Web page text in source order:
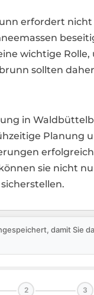
erfordert
wichtige
sollten
in
sie nicht
damit Sie
2 3